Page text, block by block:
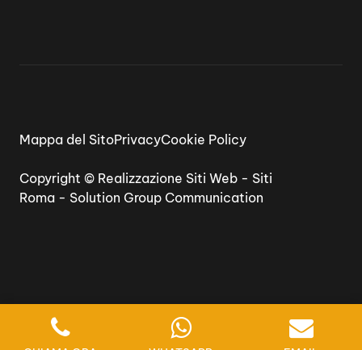
Copyright © Realizzazione Siti Web - Siti
Roma - Solution Group Communication
Mappa del SitoPrivacyCookie Policy